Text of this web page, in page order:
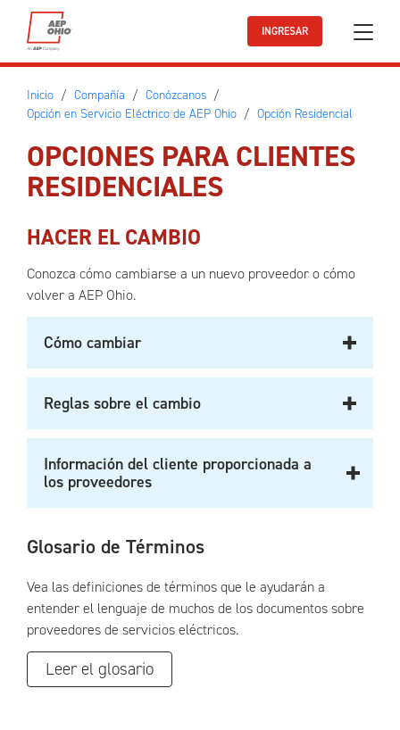
Ir al contenido principal
INGRESAR
Inicio Compañía
Conózcanos
Opción en Servicio Eléctrico de AEP Ohio
Opción Residencial
OPCIONES PARA CLIENTES
RESIDENCIALES
HACER EL CAMBIO
Conozca cómo cambiarse a un nuevo proveedor o cómo
volver a AEP Ohio.
Cómo cambiar
Reglas sobre el cambio
Información del cliente proporcionada a
los proveedores
Glosario de Términos
Vea las definiciones de términos que le ayudarán a
entender el lenguaje de muchos de los documentos sobre
proveedores de servicios eléctricos.
Leer el glosario